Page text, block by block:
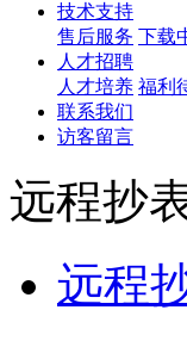
技术支持
售后服务 下载
人才招聘
人才培养 福利
联系我们
访客留言
远程抄
远程